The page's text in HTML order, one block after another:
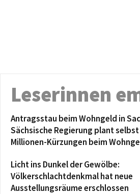
Leserinnen
Antragsstau beim Wohngeld in
Sächsische Regierung plant
Millionen-Kürzungen beim
Licht ins Dunkel der Gewölbe:
Völkerschlachtdenkmal hat neue
Ausstellungsräume erschlossen